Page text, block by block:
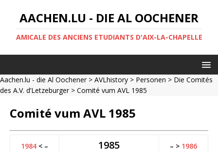
AACHEN.LU - DIE AL OOCHENER
AMICALE DES ANCIENS ETUDIANTS D'AIX-LA-CHAPELLE
Aachen.lu - die Al Oochener> AVLhistory > Personen > Die Comités
des A.V. d’Letzeburger> Comité vum AVL 1985
Comité vum AVL 1985
1984 < – 1985 – > 1986